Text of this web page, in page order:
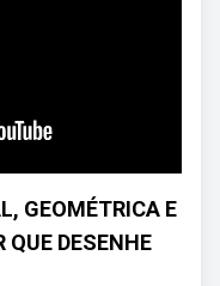
GEOMÉTRICA E
QUE DESENHE